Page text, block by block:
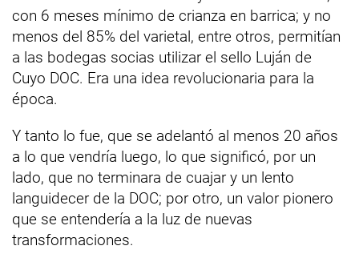
con 6 meses mínimo de crianza en barrica; y no
menos del 85% del varietal, entre otros, permitían
a las bodegas socias utilizar el sello Luján de
Cuyo DOC. Era una idea revolucionaria para la
época.
Y tanto lo fue, que se adelantó al menos 20 años
a lo que vendría luego, lo que significó, por un
lado, que no terminara de cuajar y un lento
languidecer de la DOC; por otro, un valor pionero
que se entendería a la luz de nuevas
transformaciones.